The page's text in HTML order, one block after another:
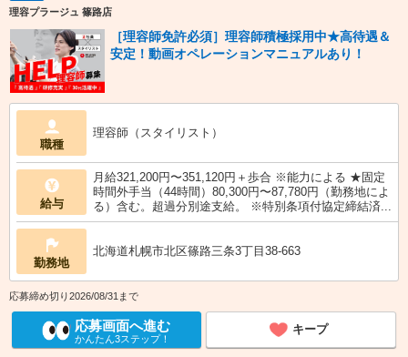
理容プラージュ 篠路店
［理容師免許必須］理容師積極採用中★高待遇＆
安定！動画オペレーションマニュアルあり！
職種
理容師（スタイリスト）
給与
月給321,200円〜351,120円＋歩合 ※能力による ★固定
時間外手当（44時間）80,300円〜87,780円（勤務地によ
る）含む。超過分別途支給。 ※特別条項付協定締結済...
勤務地
北海道札幌市北区篠路三条3丁目38-663
応募締め切り2026/08/31まで
応募画面へ進む
かんたん3ステップ！
キープ